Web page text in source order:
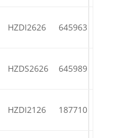
HZDI2626 645963
HZDS2626 645989
HZDI2126 187710